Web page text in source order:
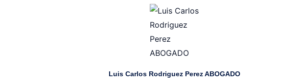
Luis Carlos Rodriguez Perez ABOGADO